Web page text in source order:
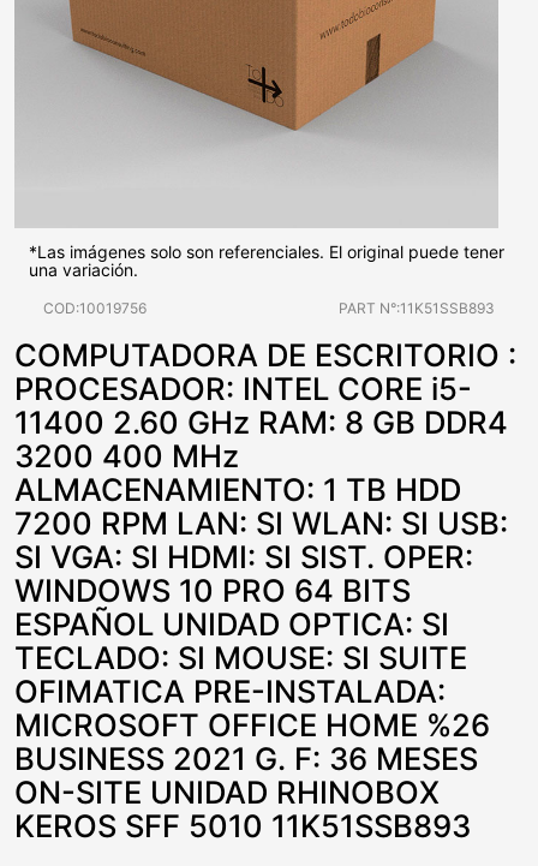
*Las imágenes solo son referenciales. El original puede tener
una variación.
COD:10019756 PART N°:11K51SSB893
COMPUTADORA DE ESCRITORIO :
PROCESADOR: INTEL CORE i5-
11400 2.60 GHz RAM: 8 GB DDR4
3200 400 MHz
ALMACENAMIENTO: 1 TB HDD
7200 RPM LAN: SI WLAN: SI USB:
SI VGA: SI HDMI: SI SIST. OPER:
WINDOWS 10 PRO 64 BITS
ESPAÑOL UNIDAD OPTICA: SI
TECLADO: SI MOUSE: SI SUITE
OFIMATICA PRE-INSTALADA:
MICROSOFT OFFICE HOME %26
BUSINESS 2021 G. F: 36 MESES
ON-SITE UNIDAD RHINOBOX
KEROS SFF 5010 11K51SSB893